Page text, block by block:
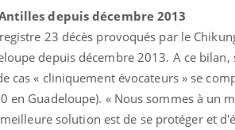
depuis décembre 2013
23 décès provoqués par le
depuis décembre 2013. A ce
cas « cliniquement évocateurs » se
en Guadeloupe). « Nous sommes à un
solution est de se protéger et